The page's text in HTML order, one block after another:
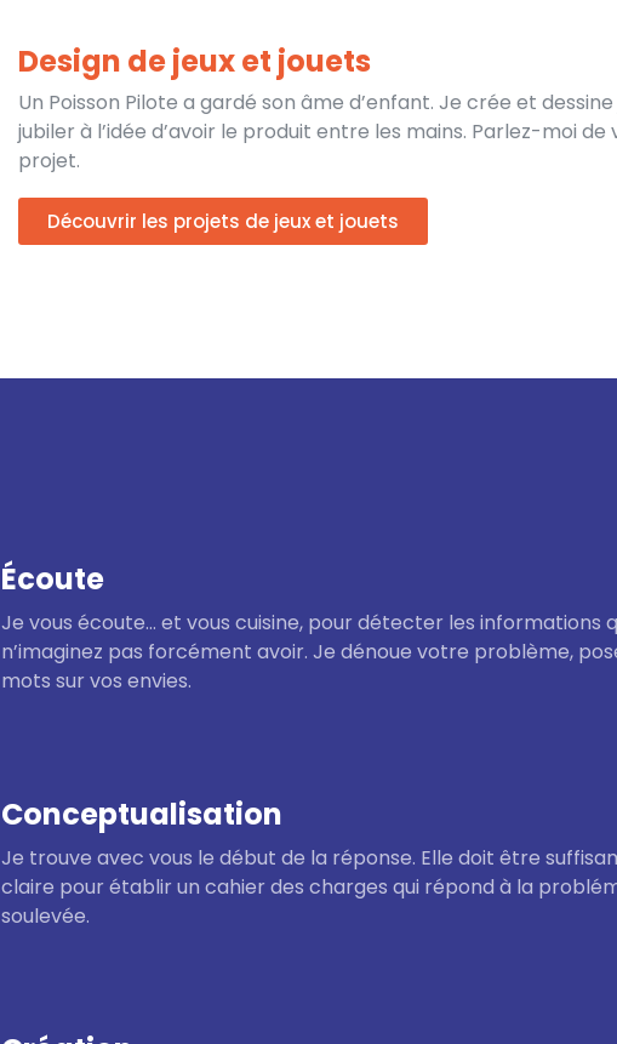
Design de jeux et jouets
Un Poisson Pilote a gardé son âme d’enfant. Je crée et dessine
jubiler à l’idée d’avoir le produit entre les mains. Parlez-moi de
projet.
Découvrir les projets de jeux et jouets
Écoute
Je vous écoute… et vous cuisine, pour détecter les informations
n’imaginez pas forcément avoir. Je dénoue votre problème,
mots sur vos envies.
Conceptualisation
Je trouve avec vous le début de la réponse. Elle doit être
claire pour établir un cahier des charges qui répond à la
soulevée.